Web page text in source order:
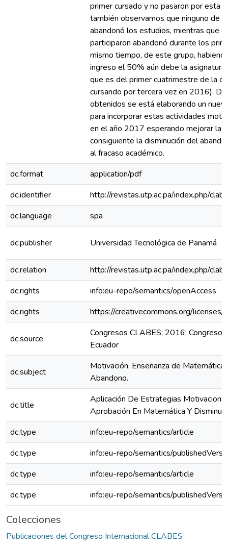
primer cursado y no pasaron por esta
también observamos que ninguno de
abandonó los estudios, mientras que
participaron abandonó durante los
mismo tiempo, de este grupo,
ingreso el 50% aún debe la
que es del primer cuatrimestre de la
cursando por tercera vez en 2016).
obtenidos se está elaborando un
para incorporar estas actividades
en el año 2017 esperando mejorar la
consiguiente la disminución del
al fracaso académico.
dc.format
application/pdf
dc.identifier
http://revistas.utp.ac.pa/index.php/
dc.language
spa
dc.publisher Universidad Tecnológica de Panamá
dc.relation
http://revistas.utp.ac.pa/index.php/
dc.rights
info:eu-repo/semantics/openAccess
dc.rights
https://creativecommons.org/
dc.source
Congresos CLABES; 2016: Congreso
Ecuador
dc.subject
Motivación, Enseñanza de
Abandono.
dc.title
Aplicación De Estrategias
Aprobación En Matemática Y
dc.type
info:eu-repo/semantics/article
dc.type
info:eu-repo/semantics/
dc.type
info:eu-repo/semantics/article
dc.type
info:eu-repo/semantics/
Colecciones
Publicaciones del Congreso Internacional CLABES